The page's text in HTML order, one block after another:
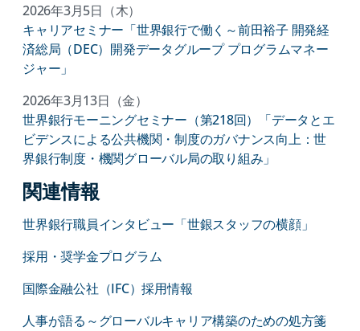
2026年3月5日（木）
キャリアセミナー「世界銀行で働く～前田裕子 開発経
済総局（DEC）開発データグループ プログラムマネー
ジャー」
2026年3月13日（金）
世界銀行モーニングセミナー（第218回）「データとエ
ビデンスによる公共機関・制度のガバナンス向上：世
界銀行制度・機関グローバル局の取り組み」
関連情報
世界銀行職員インタビュー「世銀スタッフの横顔」
採用・奨学金プログラム
国際金融公社（IFC）採用情報
人事が語る～グローバルキャリア構築のための処方箋